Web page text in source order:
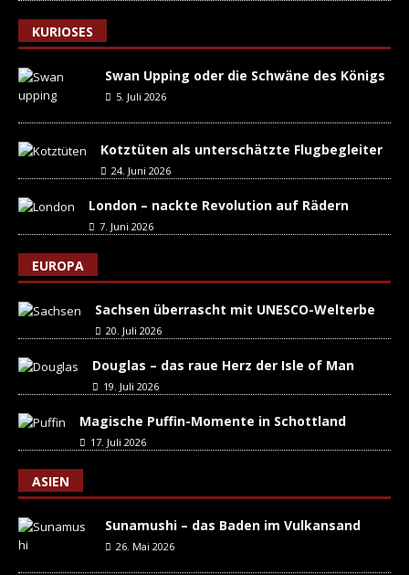
KURIOSES
Swan Upping oder die Schwäne des Königs
5. Juli 2026
Kotztüten als unterschätzte Flugbegleiter
24. Juni 2026
London – nackte Revolution auf Rädern
7. Juni 2026
EUROPA
Sachsen überrascht mit UNESCO-Welterbe
20. Juli 2026
Douglas – das raue Herz der Isle of Man
19. Juli 2026
Magische Puffin-Momente in Schottland
17. Juli 2026
ASIEN
Sunamushi – das Baden im Vulkansand
26. Mai 2026